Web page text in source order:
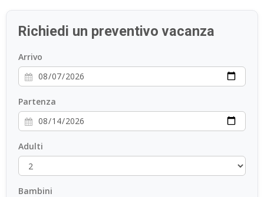
DAN
ESP
Richiedi un preventivo vacanza
Arrivo
Partenza
Adulti
Bambini